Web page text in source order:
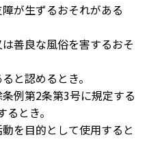
障が生ずるおそれがある
は善良な風俗を害するおそ
と認めるとき。
条例第2条第3号に規定する
とき。
を目的として使用すると